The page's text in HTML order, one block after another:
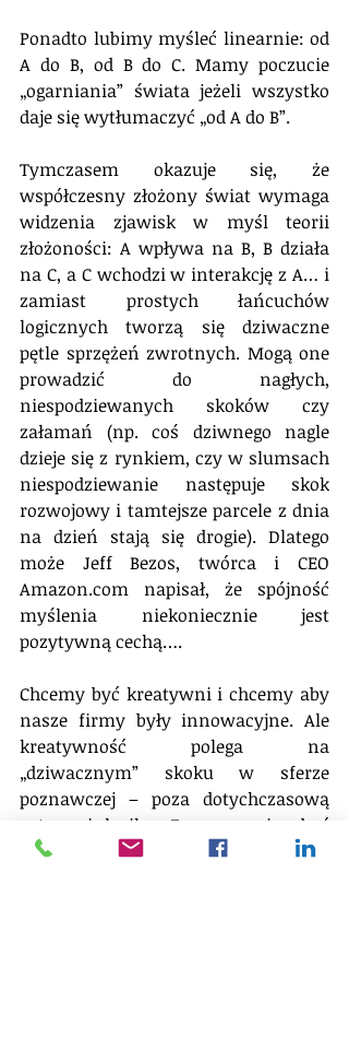
Ponadto lubimy myśleć linearnie: od
A do B, od B do C. Mamy poczucie
„ogarniania” świata jeżeli wszystko
daje się wytłumaczyć „od A do B”.
Tymczasem okazuje się, że
współczesny złożony świat wymaga
widzenia zjawisk w myśl teorii
złożoności: A wpływa na B, B działa
na C, a C wchodzi w interakcję z A… i
zamiast prostych łańcuchów
logicznych tworzą się dziwaczne
pętle sprzężeń zwrotnych. Mogą one
prowadzić do nagłych,
niespodziewanych skoków czy
załamań (np. coś dziwnego nagle
dzieje się z rynkiem, czy w slumsach
niespodziewanie następuje skok
rozwojowy i tamtejsze parcele z dnia
na dzień stają się drogie). Dlatego
może Jeff Bezos, twórca i CEO
Amazon.com napisał, że spójność
myślenia niekoniecznie jest
pozytywną cechą….
Chcemy być kreatywni i chcemy aby
nasze firmy były innowacyjne. Ale
kreatywność polega na
„dziwacznym” skoku w sferze
poznawczej – poza dotychczasową
rutynę i logikę. Zaczyna więc być
przydatne myślenie niespójne,